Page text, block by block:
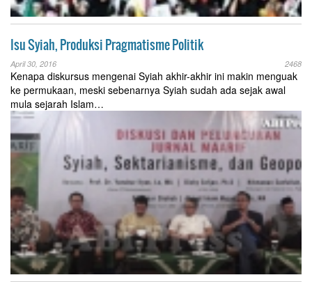
Isu Syiah, Produksi Pragmatisme Politik
April 30, 2016 2468
Kenapa diskursus mengenai Syiah akhir-akhir ini makin menguak
ke permukaan, meski sebenarnya Syiah sudah ada sejak awal
mula sejarah Islam…